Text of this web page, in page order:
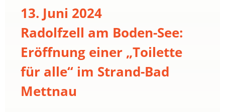
13. Juni 2024
Radolfzell am Boden-See:
Eröffnung einer „Toilette
für alle“ im Strand-Bad
Mettnau